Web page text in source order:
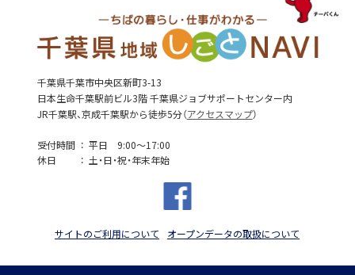
千葉県千葉市中央区新町3-13
日本生命千葉駅前ビル3階 千葉県ジョブサポートセンター内
JR千葉駅、京成千葉駅から徒歩5分（アクセスマップ）
受付時間
平日 9:00～17:00
休日
土・日・祝・年末年始
サイトのご利用について オープンデータの取扱について